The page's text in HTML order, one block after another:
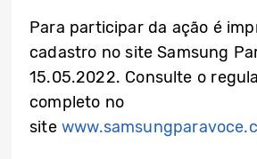
Para participar da ação é
cadastro no site Samsung
15.05.2022. Consulte o
completo no
site